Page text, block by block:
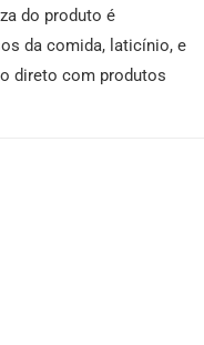
do produto é
da comida, laticínio, e
direto com produtos